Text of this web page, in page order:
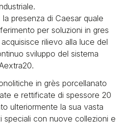
presenza di Caesar quale
per soluzioni in gres
rilievo alla luce del
sviluppo del sistema
in grès porcellanato
e rettificate di spessore 20
ulteriormente la sua vasta
speciali con nuove collezioni e